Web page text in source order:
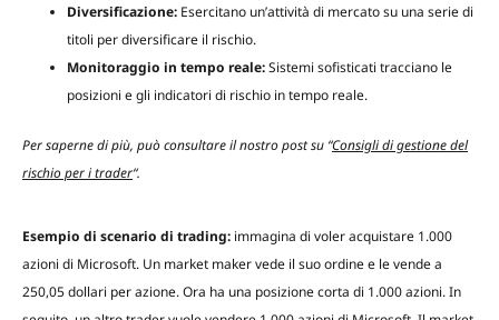
Diversificazione: Esercitano un’attività di mercato su una serie di
titoli per diversificare il rischio.
Monitoraggio in tempo reale:Sistemi sofisticati tracciano le
posizioni e gli indicatori di rischio in tempo reale.
Per saperne di più, può consultare il nostro post su “Consigli di gestione del
rischio per i trader“.
Esempio di scenario di trading: immagina di voler acquistare 1.000
azioni di Microsoft. Un market maker vede il suo ordine e le vende a
250,05 dollari per azione. Ora ha una posizione corta di 1.000 azioni. In